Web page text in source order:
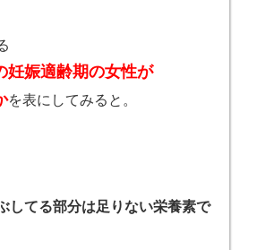
妊娠適齢期の女性が
を表にしてみると。
してる部分は足りない栄養素で